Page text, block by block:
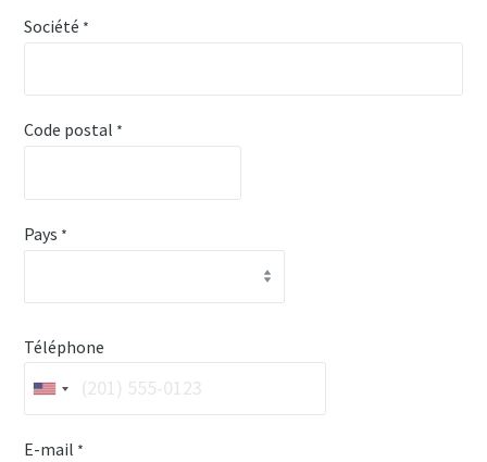
Société *
Code postal *
Pays *
Téléphone
E-mail *